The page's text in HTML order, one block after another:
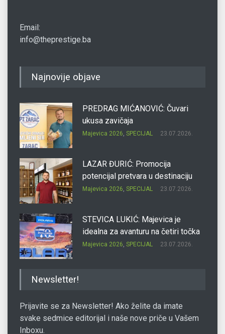
Email:
info@theprestige.ba
Najnovije objave
PREDRAG MIĆANOVIĆ: Čuvari
ukusa zavičaja
Majevica 2026, SPECIJAL 23.07.2026.
LAZAR ĐURIĆ: Promocija
potencijal pretvara u destinaciju
Majevica 2026, SPECIJAL 23.07.2026.
STEVICA LUKIĆ: Majevica je
idealna za avanturu na četiri točka
Majevica 2026, SPECIJAL 23.07.2026.
Newsletter!
Prijavite se za Newsletter! Ako želite da imate
svake sedmice editorijal i naše nove priče u Vašem
Inboxu.